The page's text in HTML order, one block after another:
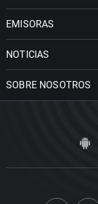
EMISORAS
NOTICIAS
SOBRE NOSOTROS